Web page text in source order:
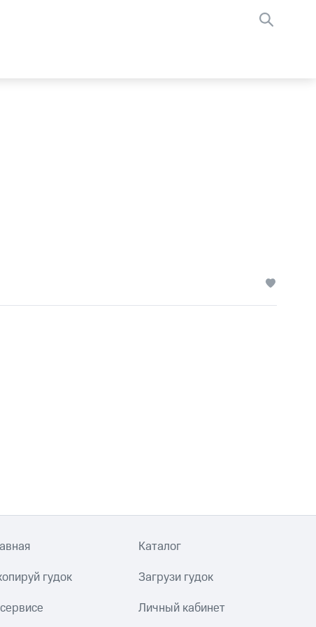
Каталог
гудок Загрузи гудок
Личный кабинет